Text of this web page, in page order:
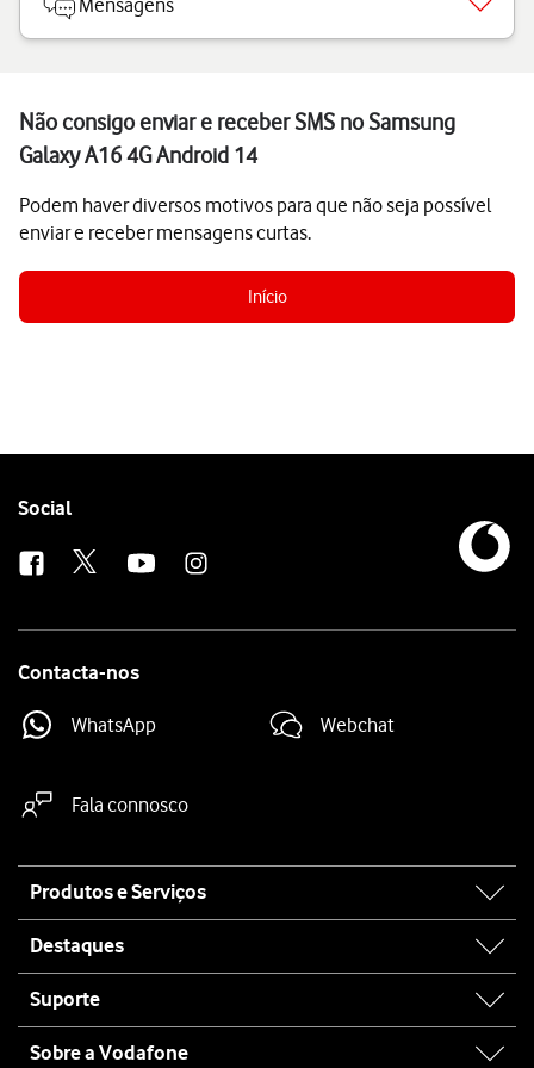
Mensagens
Não consigo enviar e receber SMS no Samsung
Galaxy A16 4G Android 14
Podem haver diversos motivos para que não seja possível
enviar e receber mensagens curtas.
Início
Follow
Social
Contacta-nos
WhatsApp Webchat
Fala connosco
map
Produtos e Serviços
Destaques
Suporte
Sobre a Vodafone